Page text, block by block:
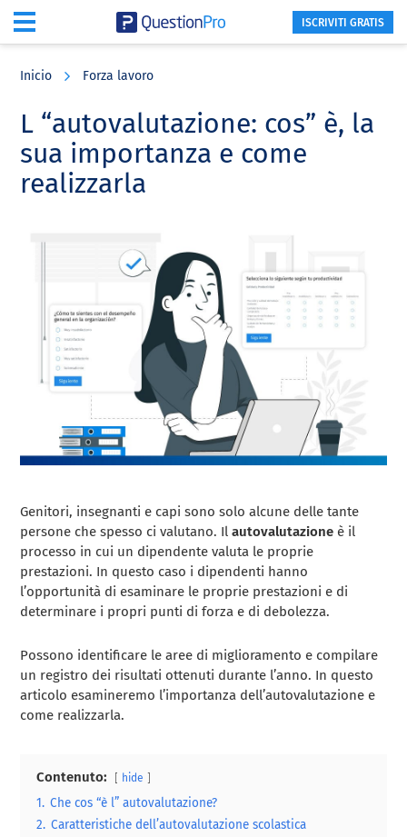
content
sidebar
ISCRIVITI GRATIS
Inicio Forza lavoro
L “autovalutazione: cos” è, la
sua importanza e come
realizzarla
Genitori, insegnanti e capi sono solo alcune delle tante
persone che spesso ci valutano. Ilautovalutazione è il
processo in cui un dipendente valuta le proprie
prestazioni. In questo caso i dipendenti hanno
l’opportunità di esaminare le proprie prestazioni e di
determinare i propri punti di forza e di debolezza.
Possono identificare le aree di miglioramento e compilare
un registro dei risultati ottenuti durante l’anno. In questo
articolo esamineremo l’importanza dell’autovalutazione e
come realizzarla.
Contenuto: hide
1. Che cos “è l” autovalutazione?
2. Caratteristiche dell’autovalutazione scolastica